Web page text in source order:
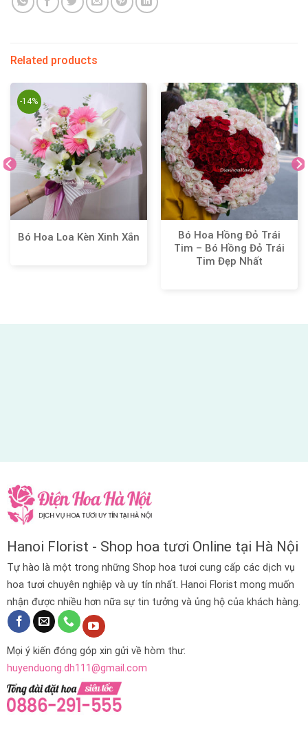
Related products
-14%
Bó Hoa Loa Kèn Xinh Xắn
Bó Hoa Hồng Đỏ Trái
Tim – Bó Hồng Đỏ Trái
Tim Đẹp Nhất
Hanoi Florist - Shop hoa tươi Online tại Hà Nội
Tự hào là một trong những Shop hoa tươi cung cấp các dịch vụ
hoa tươi chuyên nghiệp và uy tín nhất. Hanoi Florist mong muốn
nhận được nhiều hơn nữa sự tin tưởng và ủng hộ của khách hàng.
Mọi ý kiến đóng góp xin gửi về hòm thư:
huyenduong.dh111@gmail.com